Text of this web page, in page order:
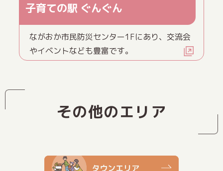
子育ての駅 ぐんぐん
ながおか市民防災センター1Fにあり、交流会
やイベントなども豊富です。
その他のエリア